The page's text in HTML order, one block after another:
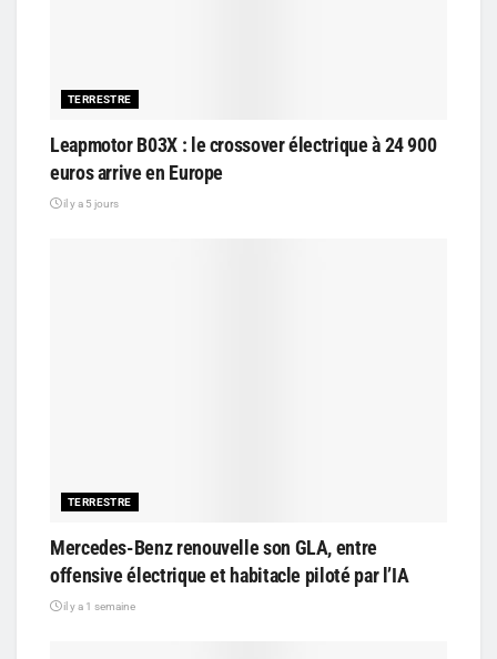
TERRESTRE
Leapmotor B03X : le crossover électrique à 24 900
euros arrive en Europe
il y a 5 jours
TERRESTRE
Mercedes-Benz renouvelle son GLA, entre
offensive électrique et habitacle piloté par l’IA
il y a 1 semaine